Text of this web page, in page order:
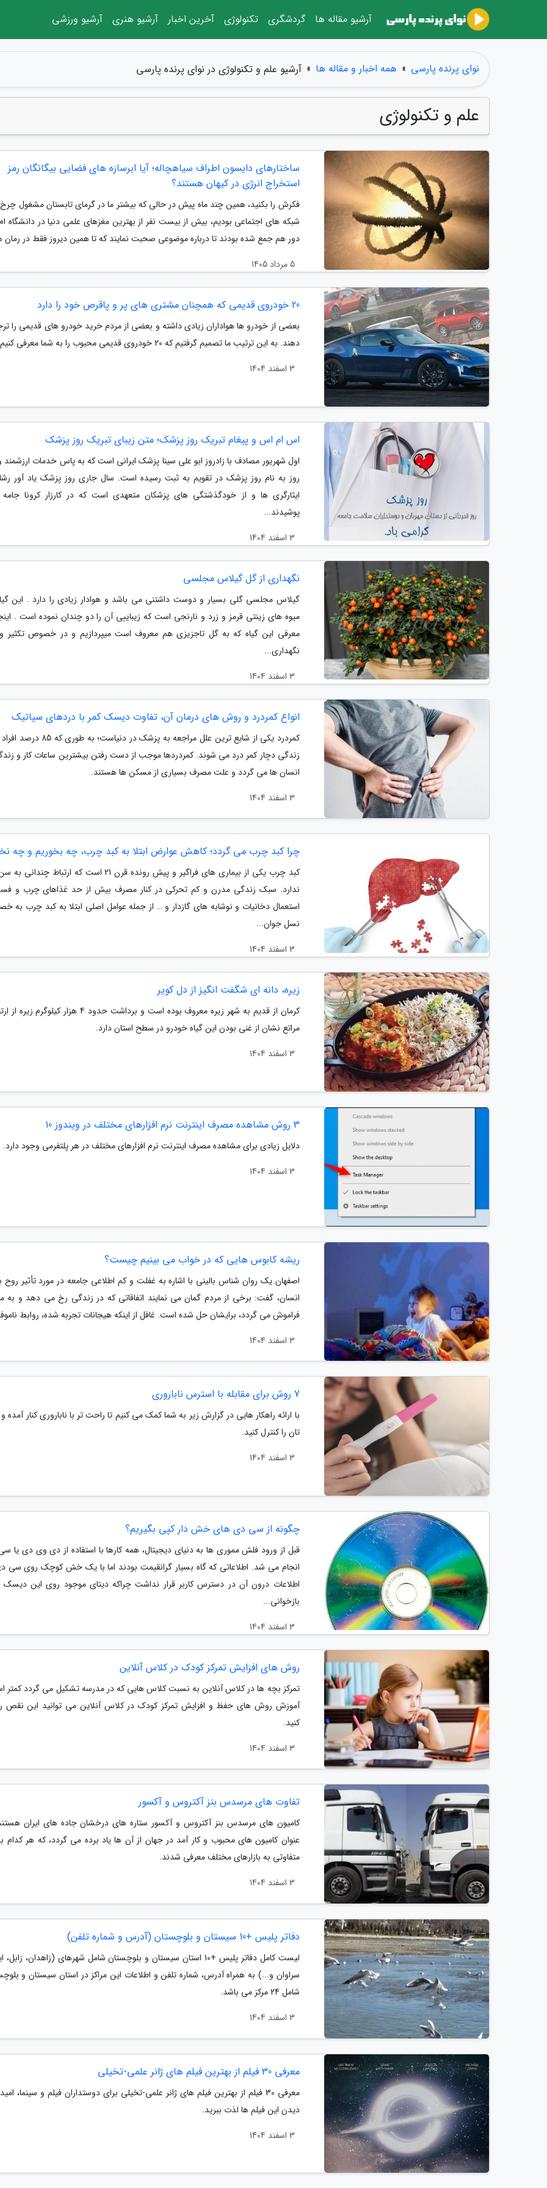
نوای پرنده پارسی » همه اخبار و مقاله ها » آرشیو علم و تکنولوژی در نوای پرنده پارسی
علم و تکنولوژی
ساختارهای دایسون اطراف سیاهچاله؛ آیا ابرسازه های فضایی بیگانگان رمز
استخراج انرژی در کیهان هستند؟
فکرش را بکنید، همین چند ماه پیش در حالی که بیشتر ما در گرمای تابستان مشغول
شبکه های اجتماعی بودیم، بیش از بیست نفر از بهترین مغزهای علمی دنیا در دانشگاه
دور هم جمع شده بودند تا درباره موضوعی صحبت نمایند که تا همین دیروز فقط در رمان
5 مرداد 1405
20 خودروی قدیمی که همچنان مشتری های پر و پاقرص خود را دارد
بعضی از خودرو ها هواداران زیادی داشته و بعضی از مردم خرید خودرو های قدیمی را
دهند. به این ترتیب ما تصمیم گرفتیم که 20 خودروی قدیمی محبوب را به شما معرفی کنیم.
3 اسفند 1404
اس ام اس و پیغام تبریک روز پزشک؛ متن زیبای تبریک روز پزشک
اول شهریور مصادف با زادروز ابو علی سینا پزشک ایرانی است که به پاس خدمات ارزشمند
روز به نام روز پزشک در تقویم به ثبت رسیده است. سال جاری روز پزشک یاد آور
ایثارگری ها و از خودگذشتگی های پزشکان متعهدی است که در کارزار کرونا
پوشیدند...
3 اسفند 1404
نگهداری از گل گیلاس مجلسی
گیلاس مجلسی گلی بسیار و دوست داشتنی می باشد و هوادار زیادی را دارد . این
میوه های زینتی قرمز و زرد و نارنجی است که زیباییی آن را دو چندان نموده است .
معرفی این گیاه که به گل تاجزیزی هم معروف است میپردازیم و در خصوص تکثیر
نگهداری...
3 اسفند 1404
انواع کمردرد و روش های درمان آن، تفاوت دیسک کمر با دردهای سیاتیک
کمردرد یکی از شایع ترین علل مراجعه به پزشک در
زندگی دچار کمر درد می شوند. کمردردها موجب از دست رفتن بیشترین ساعات کار و
انسان ها می گردد و علت مصرف بسیاری از مسکن ها هستند.
3 اسفند 1404
چرا کبد چرب می گردد؛ کاهش عوارض ابتلا به کبد چرب، چه بخوریم و چه
کبد چرب یکی از بیماری های فراگیر و پیش رونده قرن 21 است که ارتباط
ندارد. سبک زندگی مدرن و کم تحرکی در کنار مصرف بیش از حد غذاهای چرب و
استعمال دخانیات و نوشابه های گازدار و … از جمله عوامل اصلی ابتلا به کبد چرب به
نسل جوان...
3 اسفند 1404
زیره، دانه ای شگفت انگیز از دل کویر
کرمان از قدیم به شهر زیره معروف بوده است و برداشت حدود 4 هزار
مراتع نشان از غنی بودن این گیاه خودرو در سطح استان دارد.
3 اسفند 1404
3 روش مشاهده مصرف اینترنت نرم افزارهای مختلف در ویندوز 10
دلایل زیادی برای مشاهده مصرف اینترنت نرم افزارهای مختلف در هر پلتفرمی وجود دارد.
3 اسفند 1404
ریشه کابوس هایی که در خواب می بینیم چیست؟
اصفهان یک روان شناس بالینی با اشاره به غفلت و کم اطلاعی جامعه در مورد تأثیر
انسان، گفت: برخی از مردم گمان می نمایند اتفاقاتی که در زندگی رخ می دهد و به
فراموش می گردد، برایشان حل شده است. غافل از اینکه هیجانات تجربه شده، روابط
3 اسفند 1404
7 روش برای مقابله با استرس ناباروری
با ارائه راهکار هایی در گزارش زیر به شما کمک می کنیم تا راحت تر با ناباروری کنار
تان را کنترل کنید.
3 اسفند 1404
چگونه از سی دی های خش دار کپی بگیریم؟
قبل از ورود فلش مموری ها به دنیای دیجیتال، همه کارها با استفاده از دی وی دی یا
انجام می شد. اطلاعاتی که گاه بسیار گرانقیمت بودند اما با یک خش کوچک روی سی
اطلاعات درون آن در دسترس کاربر قرار نداشت چراکه دیتای موجود روی این دیسک
بازخوانی...
3 اسفند 1404
روش های افزایش تمرکز کودک در کلاس آنلاین
تمرکز بچه ها در کلاس آنلاین به نسبت کلاس هایی که در مدرسه تشکیل می گردد کمتر
آموزش روش های حفظ و افزایش تمرکز کودک در کلاس آنلاین می توانید این نقص
کنید.
3 اسفند 1404
تفاوت های مرسدس بنز آکتروس و آکسور
کامیون های مرسدس بنز آکتروس و آکسور ستاره های درخشان جاده های ایران
عنوان کامیون های محبوب و کار آمد در جهان از آن ها یاد برده می گردد، که هر کدام
متفاوتی به بازارهای مختلف معرفی شدند.
3 اسفند 1404
دفاتر پلیس +10 سیستان و بلوچستان (آدرس و شماره تلفن)
لیست کامل دفاتر پلیس +10 استان سیستان و بلوچستان شامل شهرهای (زاهدان،
سراوان و...) به همراه آدرس، شماره تلفن و اطلاعات این مراکز در استان سیستان و
شامل 24 مرکز می باشد.
3 اسفند 1404
معرفی 30 فیلم از بهترین فیلم های ژانر علمی-تخیلی
معرفی 30 فیلم از بهترین فیلم های ژانر علمی-تخیلی برای دوستداران فیلم و سینما،
دیدن این فیلم ها لذت ببرید.
3 اسفند 1404
آرشیو مقاله ها گردشگری تکنولوژی آخرین اخبار آرشیو هنری آرشیو ورزشی